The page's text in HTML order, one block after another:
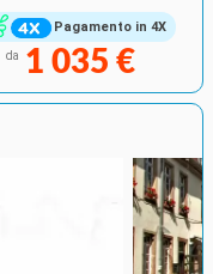
Pagamento in 4X
da 1 035 €